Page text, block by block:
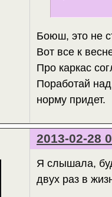
Боюш, это не
Вот все к
Про каркас
Поработай
норму придет.
2013-02-28
Я слышала,
двух раз в